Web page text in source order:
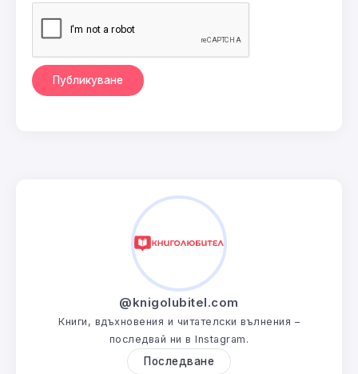
@knigolubitel.com
Книги, вдъхновения и читателски вълнения –
последвай ни в Instagram.
Последване